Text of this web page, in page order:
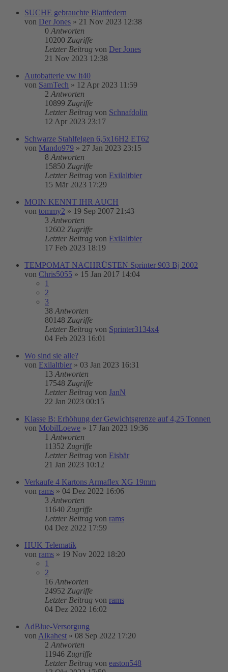
SUCHE gebrauchte Blattfedern
von Der Jones » 21 Nov 2023 12:38
0 Antworten
10200 Zugriffe
Letzter Beitrag von Der Jones
21 Nov 2023 12:38
Autobatterie vw lt40
von SamTech » 12 Apr 2023 11:59
2 Antworten
10899 Zugriffe
Letzter Beitrag von Schnafdolin
12 Apr 2023 23:17
Schwarze Stahlfelgen 6,5x16H2 ET62
von Mando979 » 27 Jan 2023 23:15
8 Antworten
15850 Zugriffe
Letzter Beitrag von Exilaltbier
15 Mär 2023 17:29
MOIN KENNT IHR AUCH
von tommy2 » 19 Sep 2007 21:43
3 Antworten
12602 Zugriffe
Letzter Beitrag von Exilaltbier
17 Feb 2023 18:19
TEMPOMAT NACHRÜSTEN Sprinter 903 Bj 2002
von Chris5055 » 15 Jan 2017 14:04
1
2
3
38 Antworten
80148 Zugriffe
Letzter Beitrag von Sprinter3134x4
04 Feb 2023 16:01
Wo sind sie alle?
von Exilaltbier » 03 Jan 2023 16:31
13 Antworten
17548 Zugriffe
Letzter Beitrag von JanN
22 Jan 2023 00:15
Klasse B: Erhöhung der Gewichtsgrenze auf 4,25 Tonnen
von MobilLoewe » 17 Jan 2023 19:36
1 Antworten
11352 Zugriffe
Letzter Beitrag von Eisbär
21 Jan 2023 10:12
Verkaufe 4 Kartons Armaflex XG 19mm
von rams » 04 Dez 2022 16:06
3 Antworten
11640 Zugriffe
Letzter Beitrag von rams
04 Dez 2022 17:59
HUK Telematik
von rams » 19 Nov 2022 18:20
1
2
16 Antworten
24952 Zugriffe
Letzter Beitrag von rams
04 Dez 2022 16:02
AdBlue-Versorgung
von Alkahest » 08 Sep 2022 17:20
2 Antworten
11946 Zugriffe
Letzter Beitrag von easton548